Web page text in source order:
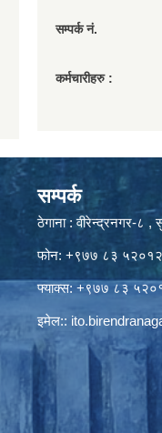
सम्पर्क नं.
कर्मचारीहरु :
सम्पर्क
ठेगाना : वीरेन्द्रनगर-८ ,
फोन: +९७७ ८३
फ्याक्स: +९७७ ८३
इमेल::